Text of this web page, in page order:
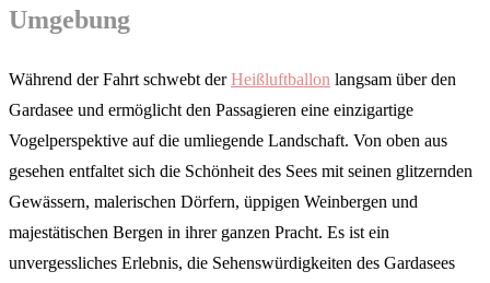
Umgebung
Während der Fahrt schwebt derHeißluftballon langsam über den
Gardasee und ermöglicht den Passagieren eine einzigartige
Vogelperspektive auf die umliegende Landschaft. Von oben aus
gesehen entfaltet sich die Schönheit des Sees mit seinen glitzernden
Gewässern, malerischen Dörfern, üppigen Weinbergen und
majestätischen Bergen in ihrer ganzen Pracht. Es ist ein
unvergessliches Erlebnis, die Sehenswürdigkeiten des Gardasees